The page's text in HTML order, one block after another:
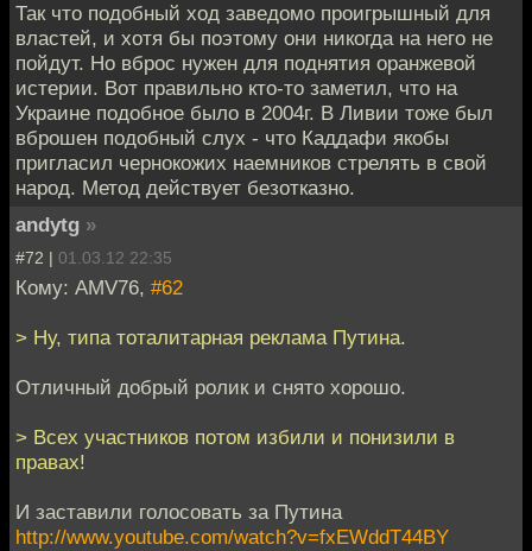
Так что подобный ход заведомо проигрышный для
властей, и хотя бы поэтому они никогда на него не
пойдут. Но вброс нужен для поднятия оранжевой
истерии. Вот правильно кто-то заметил, что на
Украине подобное было в 2004г. В Ливии тоже был
вброшен подобный слух - что Каддафи якобы
пригласил чернокожих наемников стрелять в свой
народ. Метод действует безотказно.
andytg »
#72 | 01.03.12 22:35
Кому: AMV76, #62
> Ну, типа тоталитарная реклама Путина.
Отличный добрый ролик и снято хорошо.
> Всех участников потом избили и понизили в
правах!
И заставили голосовать за Путина
http://www.youtube.com/watch?v=fxEWddT44BY